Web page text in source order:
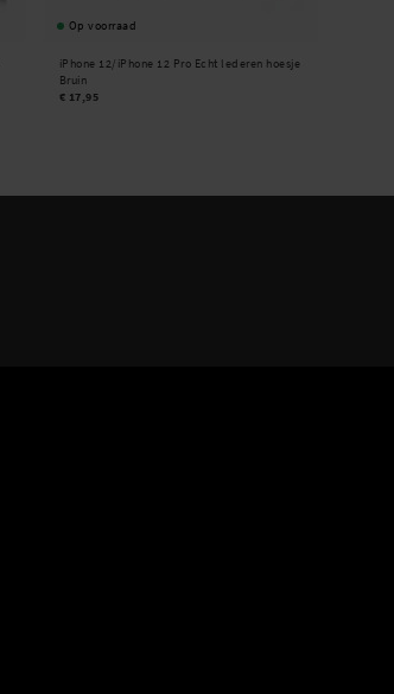
Op voorraad
iPhone 12/iPhone 12 Pro Echt lederen hoesje
Bruin
€ 17,95